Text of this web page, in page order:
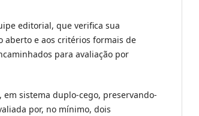
editorial, que verifica sua
aberto e aos critérios formais de
para avaliação por
sistema duplo-cego, preservando-
por, no mínimo, dois